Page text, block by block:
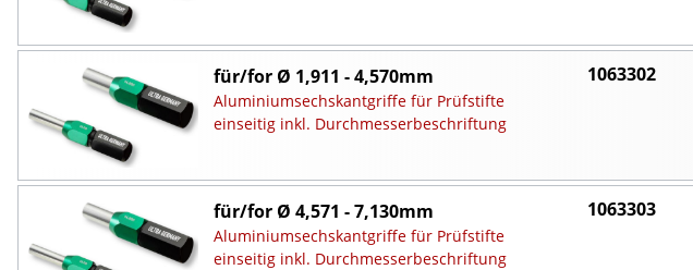
für/for Ø 1,911 - 4,570mm
Aluminiumsechskantgriffe für Prüfstifte
einseitig inkl. Durchmesserbeschriftung
1063302
für/for Ø 4,571 - 7,130mm
Aluminiumsechskantgriffe für Prüfstifte
einseitig inkl. Durchmesserbeschriftung
1063303